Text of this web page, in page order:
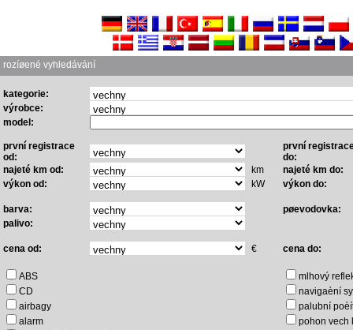
rozíøené vyhledávání
kategorie:
výrobce:
model:
první registrace
od:
první
do:
najeté km od:
km
najeté km do:
výkon od:
kW výkon do:
barva:
pøevodovka:
palivo:
cena od: € cena do:
ABS
CD
airbagy
alarm
mlhový
navigaèní
palubní
pohon vech